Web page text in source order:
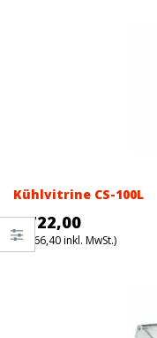
Kühlvitrine CS-100L
€ 722,00
(€ 866,40inkl. MwSt.)